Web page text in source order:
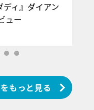
ディ』ダイアン
タビュー
もっと見る